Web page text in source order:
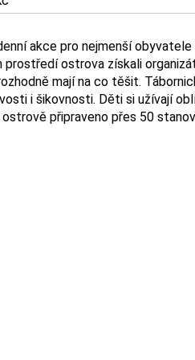
akce pro nejmenší
ostrova získali
mají na co těšit.
i šikovnosti. Děti si užívají
připraveno přes 50